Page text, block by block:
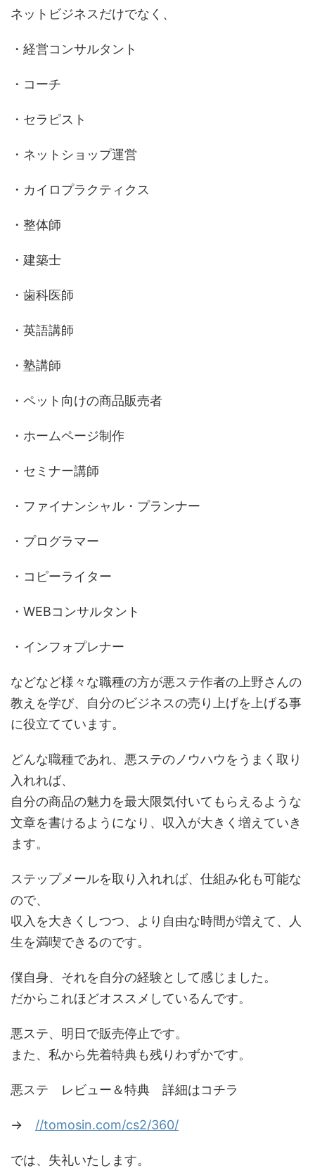
ネットビジネスだけでなく、
・経営コンサルタント
・コーチ
・セラピスト
・ネットショップ運営
・カイロプラクティクス
・整体師
・建築士
・歯科医師
・英語講師
・塾講師
・ペット向けの商品販売者
・ホームページ制作
・セミナー講師
・ファイナンシャル・プランナー
・プログラマー
・コピーライター
・WEBコンサルタント
・インフォプレナー
などなど様々な職種の方が悪ステ作者の上野さんの
教えを学び、自分のビジネスの売り上げを上げる事
に役立てています。
どんな職種であれ、悪ステのノウハウをうまく取り
入れれば、
自分の商品の魅力を最大限気付いてもらえるような
文章を書けるようになり、収入が大きく増えていき
ます。
ステップメールを取り入れれば、仕組み化も可能な
ので、
収入を大きくしつつ、より自由な時間が増えて、人
生を満喫できるのです。
僕自身、それを自分の経験として感じました。
だからこれほどオススメしているんです。
悪ステ、明日で販売停止です。
また、私から先着特典も残りわずかです。
悪ステ レビュー＆特典 詳細はコチラ
→ //tomosin.com/cs2/360/
では、失礼いたします。